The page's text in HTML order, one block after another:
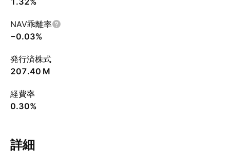
NAV乖離率
−0.03%
発行済株式
‪207.40 M‬
経費率
0.30%
詳細